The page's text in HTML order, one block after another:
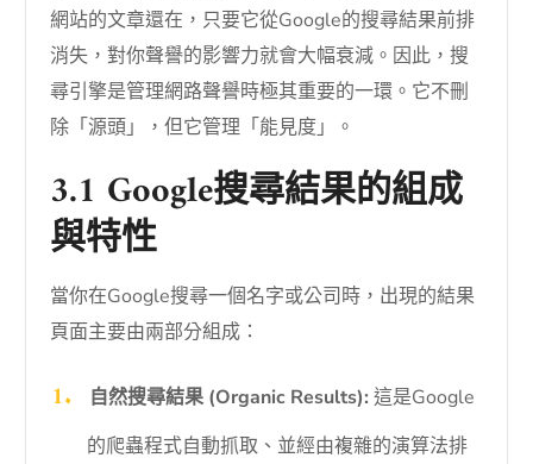
網站的文章還在，只要它從Google的搜尋結果前排
消失，對你聲譽的影響力就會大幅衰減。因此，搜
尋引擎是管理網路聲譽時極其重要的一環。它不刪
除「源頭」，但它管理「能見度」。
3.1 Google搜尋結果的組成
與特性
當你在Google搜尋一個名字或公司時，出現的結果
頁面主要由兩部分組成：
自然搜尋結果 (Organic Results): 這是Google
的爬蟲程式自動抓取、並經由複雜的演算法排